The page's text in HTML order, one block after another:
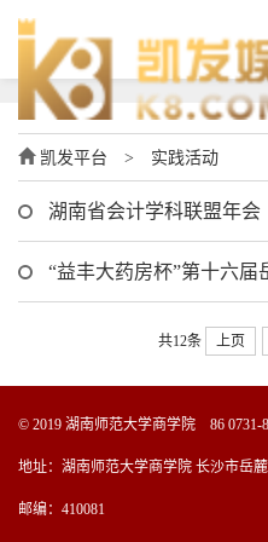
凯发平台 > 实践活动
湖南省会计学科联盟年会（
“益丰大药房杯”第十六届岳麓山大学城金融文化节暨第三届
共12条 上页
© 2019 湖南师范大学商学院 86 0731-
地址：湖南师范大学商学院 长沙市岳
邮编：410081